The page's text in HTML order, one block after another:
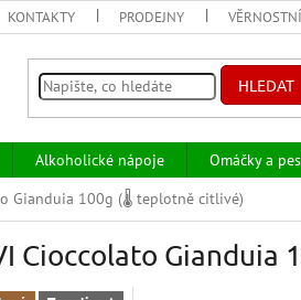
KONTAKTY PRODEJNY
HLEDAT
Alkoholické nápoje Omáčky a
Gianduia 100g (🌡 teplotně citlivé)
Cioccolato Gianduia